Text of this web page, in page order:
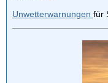
Unwetterwarnungen für